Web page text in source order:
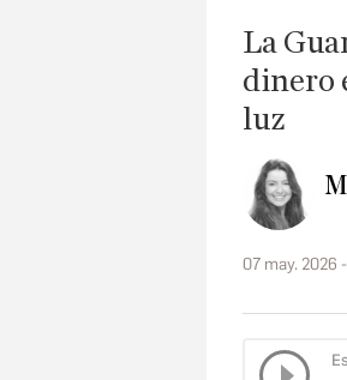
La
dinero
luz
07 may. 2026